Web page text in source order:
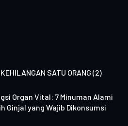
SATU ORANG (2)
Organ Vital: 7 Minuman Alami
Ginjal yang Wajib Dikonsumsi